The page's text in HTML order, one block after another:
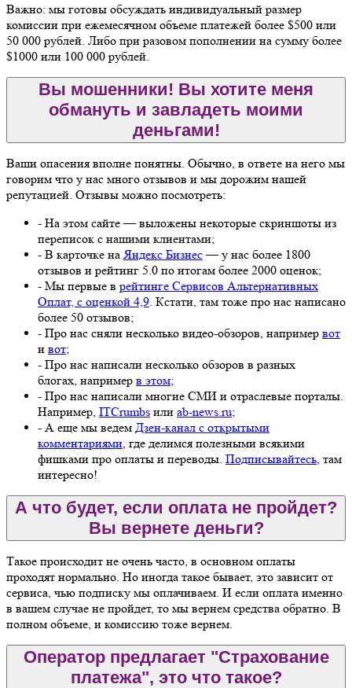
Важно: мы готовы обсуждать индивидуальный размер
комиссии при ежемесячном объеме платежей более $500 или
50 000 рублей. Либо при разовом пополнении на сумму более
$1000 или 100 000 рублей.
Вы мошенники! Вы хотите меня
обмануть и завладеть моими
деньгами!
Ваши опасения вполне понятны. Обычно, в ответе на него мы
говорим что у нас много отзывов и мы дорожим нашей
репутацией. Отзывы можно посмотреть:
- На этом сайте — выложены некоторые скриншоты из
переписок с нашими клиентами;
- В карточке наЯндекс Бизнес— у нас более 1800
отзывов и рейтинг 5.0 по итогам более 2000 оценок;
- Мы первые в рейтинге Сервисов Альтернативных
Оплат, с оценкой 4,9. Кстати, там тоже про нас написано
более 50 отзывов;
- Про нас сняли несколько видео-обзоров, например вот
и вот;
- Про нас написали несколько обзоров в разных
блогах, например в этом;
- Про нас написали многие СМИ и отраслевые порталы.
Например, ITCrumbs или ab-news.ru;
- А еще мы ведем Дзен-канал с открытыми
комментариями, где делимся полезными всякими
фишками про оплаты и переводы. Подписывайтесь, там
интересно!
А что будет, если оплата не пройдет?
Вы вернете деньги?
Такое происходит не очень часто, в основном оплаты
проходят нормально. Но иногда такое бывает, это зависит от
сервиса, чью подписку мы оплачиваем. И если оплата именно
в вашем случае не пройдет, то мы вернем средства обратно. В
полном объеме, и комиссию тоже вернем.
Оператор предлагает "Страхование
платежа", это что такое?